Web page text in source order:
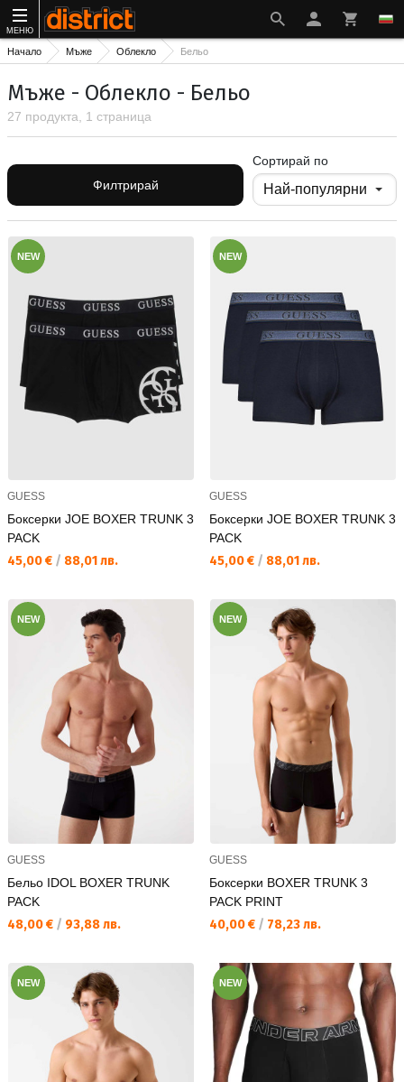
МЕНЮ
Начало Мъже Облекло Бельо
Мъже - Облекло - Бельо
27 продукта, 1 страница
Филтрирай
Сортирай по
NEW
GUESS
Боксерки JOE BOXER TRUNK 3
PACK
Текуща цена:
45,00 € / 88,01 лв.
NEW
GUESS
Боксерки JOE BOXER TRUNK 3
PACK
Текуща цена:
45,00 € / 88,01 лв.
NEW
GUESS
Бельо IDOL BOXER TRUNK
PACK
Текуща цена:
48,00 € / 93,88 лв.
NEW
GUESS
Боксерки BOXER TRUNK 3
PACK PRINT
Текуща цена:
40,00 € / 78,23 лв.
NEW NEW